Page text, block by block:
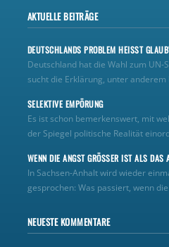
AKTUELLE BEITRÄGE
DEUTSCHLANDS PROBLEM HEISST
Deutschland hat die Wahl zum
sucht die Erklärung, unter anderem
SELEKTIVE EMPÖRUNG
Es ist schon bemerkenswert, mit
der Spiegel politische Realität
WENN DIE ANGST GRÖSSER IST ALS DAS
In Sachsen-Anhalt wird wieder
gesprochen: Was passiert, wenn
NEUESTE KOMMENTARE